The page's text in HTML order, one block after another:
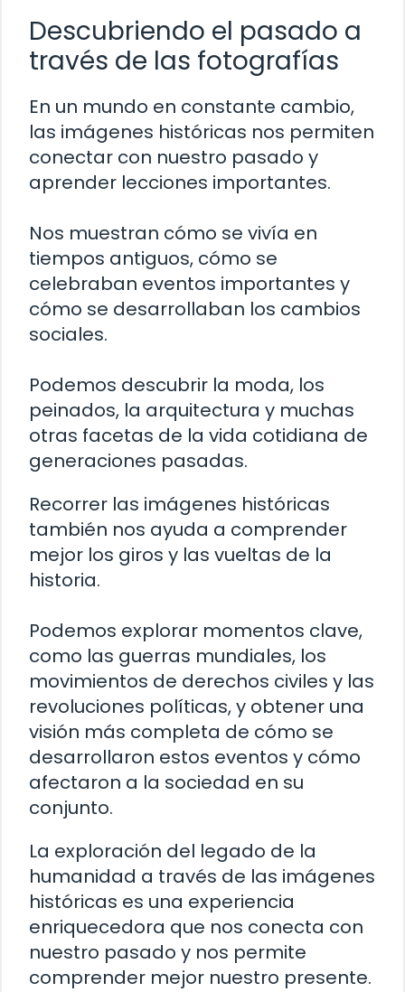
Descubriendo el pasado a
través de las fotografías
En un mundo en constante cambio,
las imágenes históricas nos permiten
conectar con nuestro pasado y
aprender lecciones importantes.
Nos muestran cómo se vivía en
tiempos antiguos, cómo se
celebraban eventos importantes y
cómo se desarrollaban los cambios
sociales.
Podemos descubrir la moda, los
peinados, la arquitectura y muchas
otras facetas de la vida cotidiana de
generaciones pasadas.
Recorrer las imágenes históricas
también nos ayuda a comprender
mejor los giros y las vueltas de la
historia.
Podemos explorar momentos clave,
como las guerras mundiales, los
movimientos de derechos civiles y las
revoluciones políticas, y obtener una
visión más completa de cómo se
desarrollaron estos eventos y cómo
afectaron a la sociedad en su
conjunto.
La exploración del legado de la
humanidad a través de las imágenes
históricas es una experiencia
enriquecedora que nos conecta con
nuestro pasado y nos permite
comprender mejor nuestro presente.